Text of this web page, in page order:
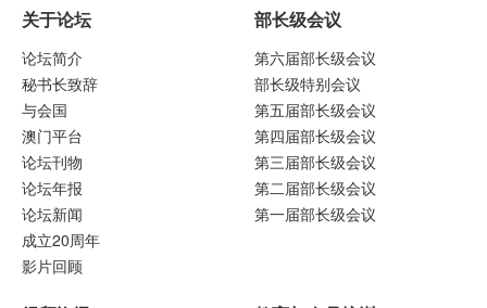
关于论坛
论坛简介
秘书长致辞
与会国
澳门平台
论坛刊物
论坛年报
论坛新闻
成立20周年
影片回顾
部长级会议
第六届部长级会议
部长级特别会议
第五届部长级会议
第四届部长级会议
第三届部长级会议
第二届部长级会议
第一届部长级会议